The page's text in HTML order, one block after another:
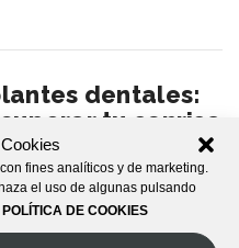
fines analíticos y de marketing.
el uso de algunas pulsando
POLÍTICA DE COOKIES
dentales:
tu sonrisa
La solución para
llevamos años
la funcionalidad, la